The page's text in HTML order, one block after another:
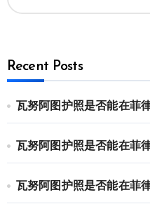
Recent Posts
瓦努阿图护照是否能在菲
瓦努阿图护照是否能在菲
瓦努阿图护照是否能在菲